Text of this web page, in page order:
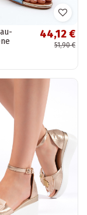
Abilica
44,12 €
51,90 €